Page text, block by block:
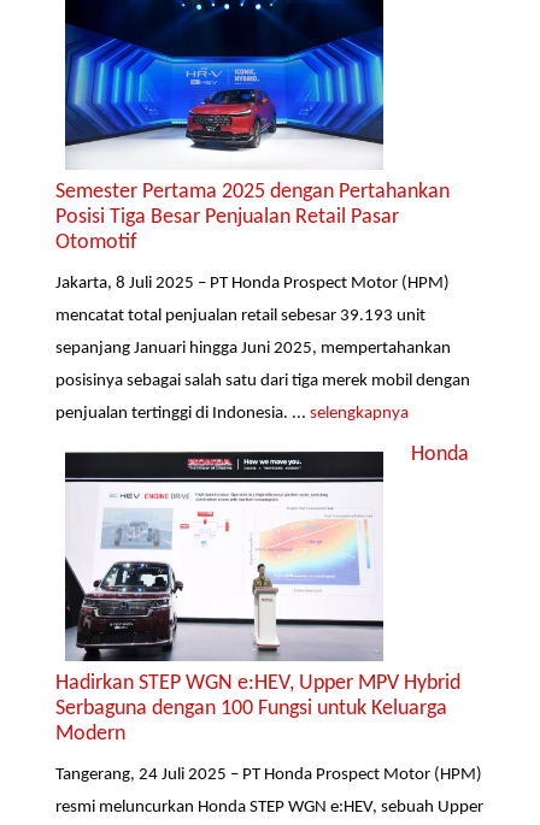
Semester Pertama 2025 dengan Pertahankan
Posisi Tiga Besar Penjualan Retail Pasar
Otomotif
Jakarta, 8 Juli 2025 – PT Honda Prospect Motor (HPM)
mencatat total penjualan retail sebesar 39.193 unit
sepanjang Januari hingga Juni 2025, mempertahankan
posisinya sebagai salah satu dari tiga merek mobil dengan
penjualan tertinggi di Indonesia. ...selengkapnya
Honda
Hadirkan STEP WGN e:HEV, Upper MPV Hybrid
Serbaguna dengan 100 Fungsi untuk Keluarga
Modern
Tangerang, 24 Juli 2025 – PT Honda Prospect Motor (HPM)
resmi meluncurkan Honda STEP WGN e:HEV, sebuah Upper